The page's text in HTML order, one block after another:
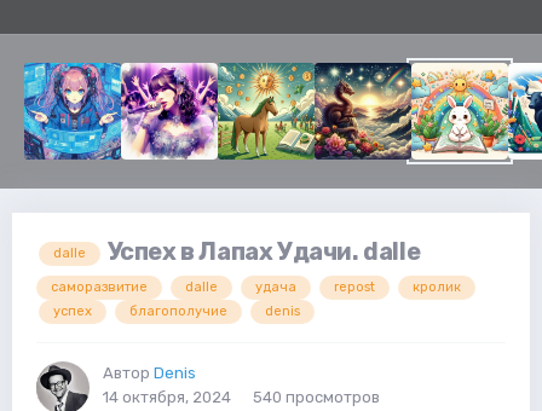
dalle Успех в Лапах Удачи. dalle
саморазвитие dalle удача repost
кролик
успех
благополучие denis
Автор Denis
14 октября, 2024
540 просмотров